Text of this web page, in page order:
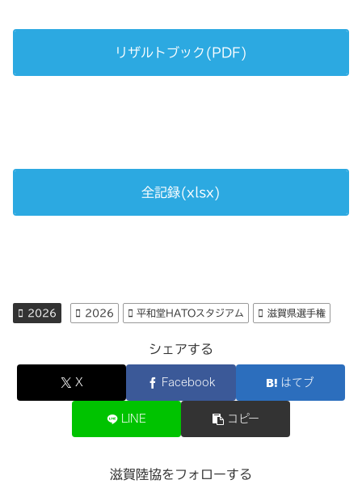
リザルトブック(PDF)
全記録(xlsx)
2026 2026 平和堂HATOスタジアム 滋賀県選手権
シェアする
X Facebook はてブ
LINE コピー
滋賀陸協をフォローする